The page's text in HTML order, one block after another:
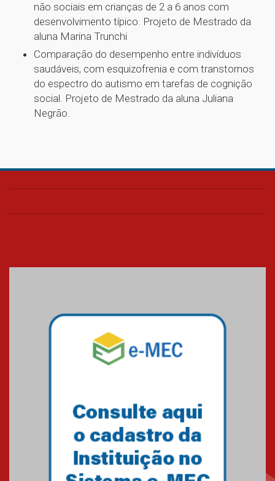
não sociais em crianças de 2 a 6 anos com
desenvolvimento típico. Projeto de Mestrado da
aluna Marina Trunchi
Comparação do desempenho entre indivíduos
saudáveis, com esquizofrenia e com transtornos
do espectro do autismo em tarefas de cognição
social. Projeto de Mestrado da aluna Juliana
Negrão.